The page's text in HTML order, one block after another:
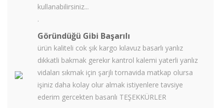
kullanabilirsiniz...
.
Göründüğü Gibi Başarılı
ürün kaliteli cok şık kargo kılavuz basarlı yanlız
dıkkatli bakmak gerekır kantrol kalemi yaterli yanlız
vidaları sıkmak için şarjlı tornavida matkap olursa
işiniz daha kolay olur almak istiyenlere tavsiye
ederim gercekten basarılı TEŞEKKÜRLER